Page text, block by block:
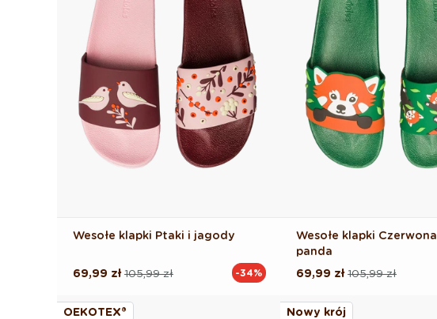
Wesołe klapki Ptaki i jagody
Cena
105,99 zł
Cena
69,99 zł -34%
Wesołe klapki Czerwona
panda
Cena
105,99 zł
Cena
69,99 zł
OEKOTEX® Nowy krój